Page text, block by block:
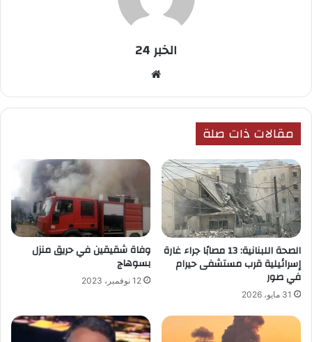
الخبر 24
مقالات ذات صلة
الصحة اللبنانية: 13 مصابًا جراء غارة
إسرائيلية قرب مستشفى حيرام
في صور
31 مايو، 2026
وفاة شقيقين في حريق منزل
بسوهاج
12 نوفمبر، 2023